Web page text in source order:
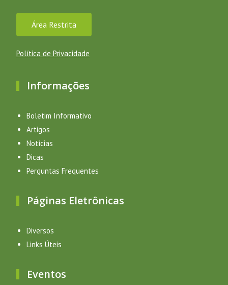
Área Restrita
Política de Privacidade
Informações
Boletim Informativo
Artigos
Notícias
Dicas
Perguntas Frequentes
Páginas Eletrônicas
Diversos
Links Úteis
Eventos